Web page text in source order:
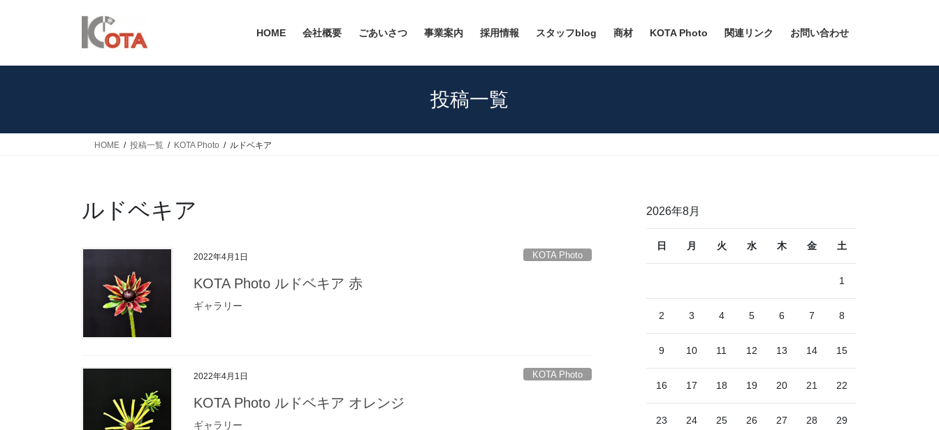
HOME 会社概要 ごあいさつ 事業案内 採用情報 スタッフblog 商材 KOTA Photo 関連リンク お問い合わせ
投稿一覧
HOME 投稿一覧 KOTA Photo ルドベキア
ルドベキア
2022年4月1日 KOTA Photo
KOTA Photo ルドベキア 赤
ギャラリー
2022年4月1日 KOTA Photo
KOTA Photo ルドベキア オレンジ
ギャラリー
2026年8月
日 月 火 水 木 金 土
1
2 3 4 5 6 7 8
9 10 11 12 13 14 15
16 17 18 19 20 21 22
23 24 25 26 27 28 29